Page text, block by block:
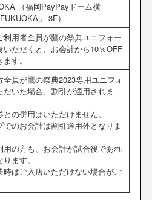
（福岡PayPayドーム横
」 3F）
利用者全員が鷹の祭典ユニフォー
いただくと、お会計から10％OFF
す。
全員が鷹の祭典2023専用ユニフォ
だいた場合、割引が適用されま
との併用はいただけません。
でのお会計は割引適用外となりま
用の方も、お会計が試合後であれ
ます。
時はご入店いただけない場合がご